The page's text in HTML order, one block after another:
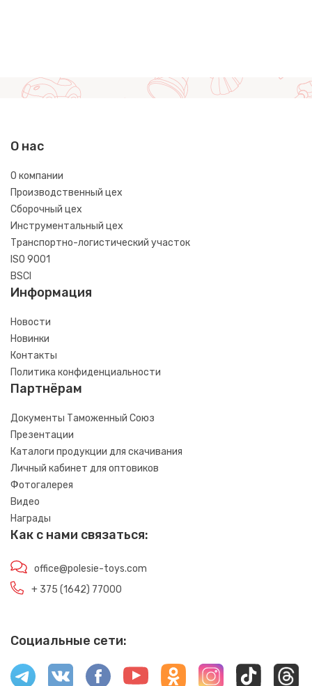
О нас
О компании
Производственный цех
Сборочный цех
Инструментальный цех
Транспортно-логистический участок
ISO 9001
BSCI
Информация
Новости
Новинки
Контакты
Политика конфиденциальности
Партнёрам
Документы Таможенный Союз
Презентации
Каталоги продукции для скачивания
Личный кабинет для оптовиков
Фотогалерея
Видео
Награды
Как с нами связаться:
office@polesie-toys.com
+ 375 (1642) 77000
Социальные сети: